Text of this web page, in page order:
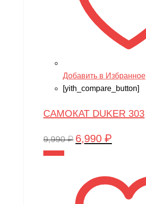
Добавить в Избранное
[yith_compare_button]
САМОКАТ DUKER 303
9,990₽ Первоначальная
9,990 ₽.
6,990 ₽